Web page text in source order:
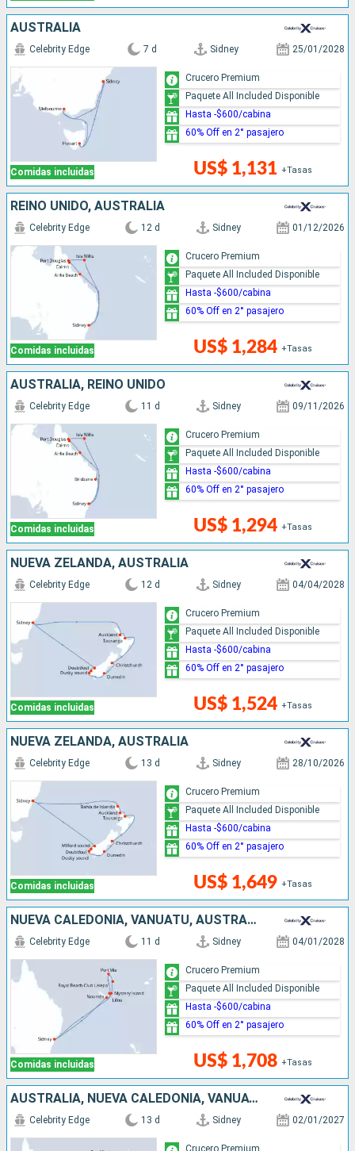
AUSTRALIA
Comidas incluidas
Celebrity Edge 7 d Sidney 25/01/2028
US$ 1,131 +Tasas
Crucero Premium
Paquete All Included Disponible
Hasta -$600/cabina
60% Off en 2° pasajero
REINO UNIDO, AUSTRALIA
Comidas incluidas
Celebrity Edge 12 d Sidney 01/12/2026
US$ 1,284 +Tasas
Crucero Premium
Paquete All Included Disponible
Hasta -$600/cabina
60% Off en 2° pasajero
AUSTRALIA, REINO UNIDO
Comidas incluidas
Celebrity Edge 11 d Sidney 09/11/2026
US$ 1,294 +Tasas
Crucero Premium
Paquete All Included Disponible
Hasta -$600/cabina
60% Off en 2° pasajero
NUEVA ZELANDA, AUSTRALIA
Comidas incluidas
Celebrity Edge 12 d Sidney 04/04/2028
US$ 1,524 +Tasas
Crucero Premium
Paquete All Included Disponible
Hasta -$600/cabina
60% Off en 2° pasajero
NUEVA ZELANDA, AUSTRALIA
Comidas incluidas
Celebrity Edge 13 d Sidney 28/10/2026
US$ 1,649 +Tasas
Crucero Premium
Paquete All Included Disponible
Hasta -$600/cabina
60% Off en 2° pasajero
NUEVA CALEDONIA, VANUATU, AUSTRALIA
Comidas incluidas
Celebrity Edge 11 d Sidney 04/01/2028
US$ 1,708 +Tasas
Crucero Premium
Paquete All Included Disponible
Hasta -$600/cabina
60% Off en 2° pasajero
AUSTRALIA, NUEVA CALEDONIA, VANUATU
Celebrity Edge 13 d Sidney 02/01/2027
Crucero Premium